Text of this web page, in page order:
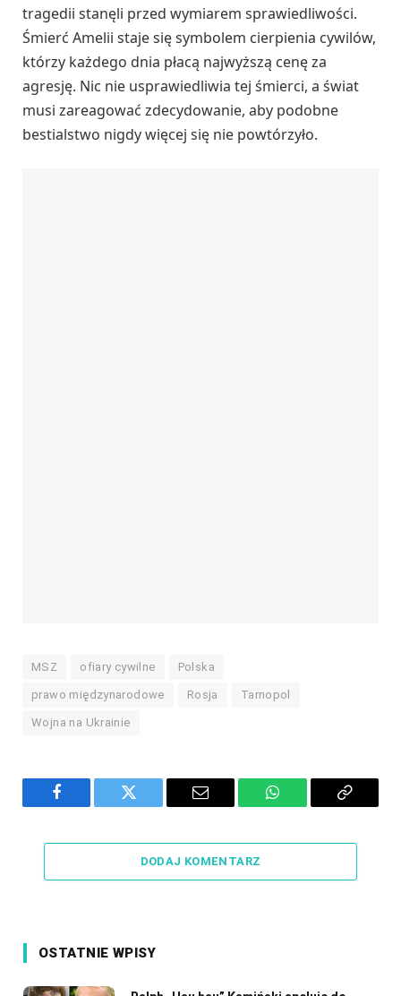
tragedii stanęli przed wymiarem sprawiedliwości.
Śmierć Amelii staje się symbolem cierpienia cywilów,
którzy każdego dnia płacą najwyższą cenę za
agresję. Nic nie usprawiedliwia tej śmierci, a świat
musi zareagować zdecydowanie, aby podobne
bestialstwo nigdy więcej się nie powtórzyło.
MSZ ofiary cywilne Polska
prawo międzynarodowe Rosja Tarnopol
Wojna na Ukrainie
Facebook Twitter Email WhatsAppCopy
DODAJ KOMENTARZ
OSTATNIE WPISY